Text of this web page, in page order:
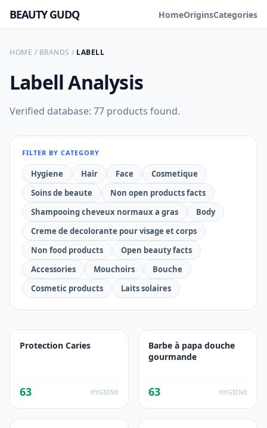
BEAUTY GUDQ HomeOriginsCategories
HOME / BRANDS / LABELL
LabellAnalysis
Verified database: 77 products found.
FILTER BY CATEGORY
Hygiene Hair Face
Cosmetique
Soins de beaute
Non open products facts
Shampooing cheveux normaux a gras
Body
Creme de decolorante pour visage et corps
Non food products
Open beauty facts
Accessories
Mouchoirs
Bouche
Cosmetic products
Laits solaires
Protection Caries
63 HYGIENE
Barbe à papa douche
gourmande
63 HYGIENE